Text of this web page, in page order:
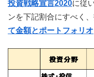
投資戦略宣言2020に従
ンを下記割合にすべく
て金額とポートフォリオ